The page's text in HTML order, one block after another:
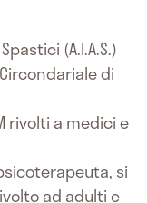
(A.I.A.S.)
di
rivolti a medici e
si
ad adulti e